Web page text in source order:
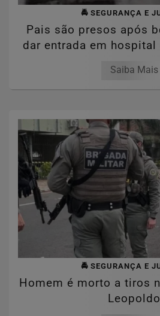
🚔 SEGURANÇA E
Pais são presos após
dar entrada em
Saiba Mais
🚔 SEGURANÇA E
Homem é morto a tiros
Leopoldo